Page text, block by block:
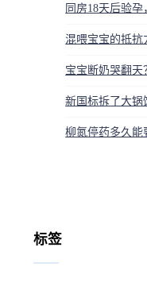
柳氮停药多久能
标签